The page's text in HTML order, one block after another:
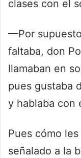
clases con el
—Por
faltaba, don
llamaban en
pues gustaba
y hablaba con
Pues cómo
señalado a la